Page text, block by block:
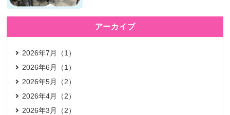
アーカイブ
2026年7月（1）
2026年6月（1）
2026年5月（2）
2026年4月（2）
2026年3月（2）